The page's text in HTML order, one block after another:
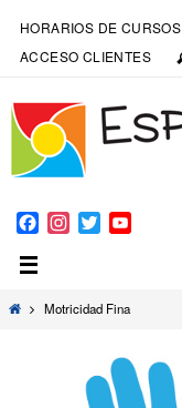
HORARIOS DE CURSOS
ACCESO CLIENTES
Facebook
Instagram
Twitter
Motricidad Fina